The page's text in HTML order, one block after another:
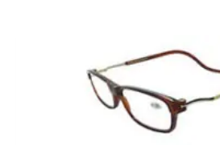
was:
€37,47.
is:
€30,00.